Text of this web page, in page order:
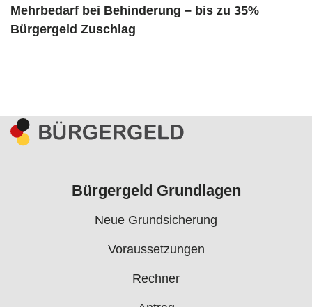
Mehrbedarf bei Behinderung – bis zu 35%
Bürgergeld Zuschlag
Bürgergeld Grundlagen
Neue Grundsicherung
Voraussetzungen
Rechner